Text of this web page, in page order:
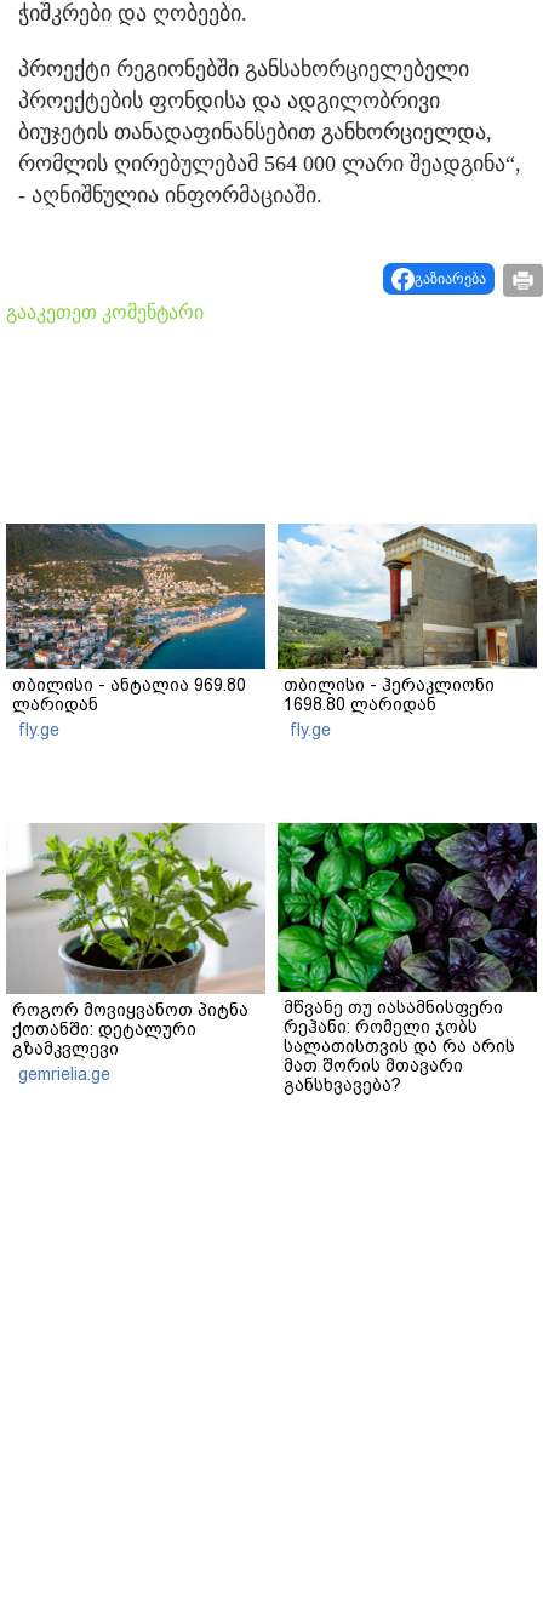
ჭიშკრები და ღობეები.
პროექტი რეგიონებში განსახორციელებელი
პროექტების ფონდისა და ადგილობრივი
ბიუჯეტის თანადაფინანსებით განხორციელდა,
რომლის ღირებულებამ 564 000 ლარი შეადგინა“,
- აღნიშნულია ინფორმაციაში.
გაზიარება
გააკეთეთ კომენტარი
თბილისი - ანტალია 969.80
ლარიდან
fly.ge
თბილისი - ჰერაკლიონი
1698.80 ლარიდან
fly.ge
როგორ მოვიყვანოთ პიტნა
ქოთანში: დეტალური
გზამკვლევი
gemrielia.ge
მწვანე თუ იასამნისფერი
რეჰანი: რომელი ჯობს
სალათისთვის და რა არის
მათ შორის მთავარი
განსხვავება?